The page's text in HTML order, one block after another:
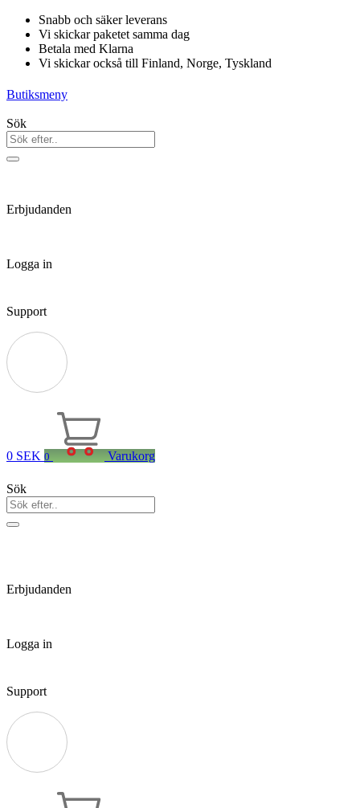
Hoppa
innehåll
Snabb och säker leverans
Vi skickar paketet samma dag
Betala med Klarna
Vi skickar också till Finland, Norge, Tyskland
Butiksmeny
Sök
Erbjudanden
Logga in
Support
0 SEK 0 Varukorg
Sök
Erbjudanden
Logga in
Support